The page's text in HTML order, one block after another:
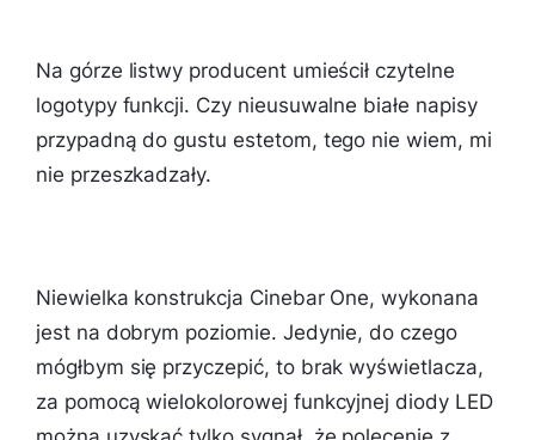
Na górze listwy producent umieścił czytelne
logotypy funkcji. Czy nieusuwalne białe napisy
przypadną do gustu estetom, tego nie wiem, mi
nie przeszkadzały.
Niewielka konstrukcja Cinebar One, wykonana
jest na dobrym poziomie. Jedynie, do czego
mógłbym się przyczepić, to brak wyświetlacza,
za pomocą wielokolorowej funkcyjnej diody LED